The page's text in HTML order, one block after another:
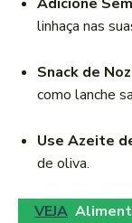
linhaça nas
Snack de
como lanche
Use Azeite
de oliva.
VEJA